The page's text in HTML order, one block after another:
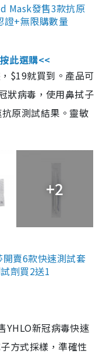
Mask發售3款抗原
證+無限購數量
此選購<<
$19就買到。產品可
狀病毒，使用鼻拭子
原測試結果。靈敏
+2
賣6款快速測試套
劑買2送1
YHLO新冠病毒快速
方式採樣，準確性